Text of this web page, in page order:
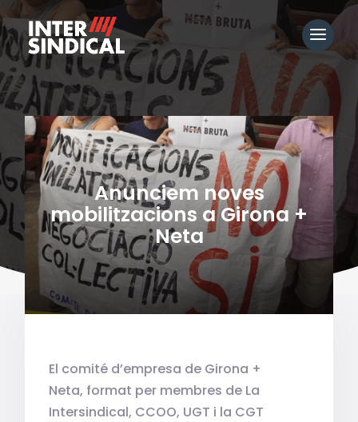
Anunciem noves
mobilitzacions a Girona +
Neta
El comité d’empresa de Girona +
Neta, format per membres de La
Intersindical, CCOO, UGT i la CGT